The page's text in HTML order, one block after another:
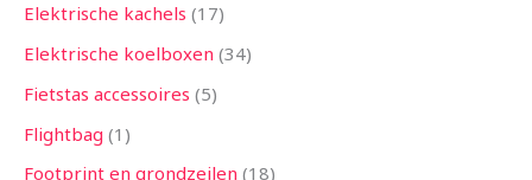
Elektrische kachels 17
Elektrische koelboxen 34
Fietstas accessoires 5
Flightbag 1
Footprint en grondzeilen 18